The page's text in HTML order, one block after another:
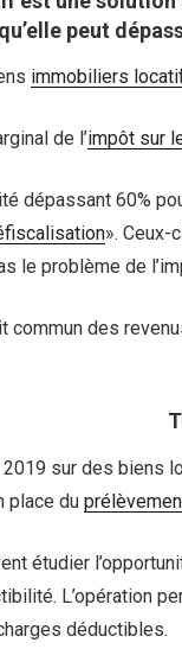
peut
immobiliers
de l’impôt sur
dépassant 60%
». Ceux-
le problème de
commun des
sur des biens
place du
étudier
L’opération
déductibles.